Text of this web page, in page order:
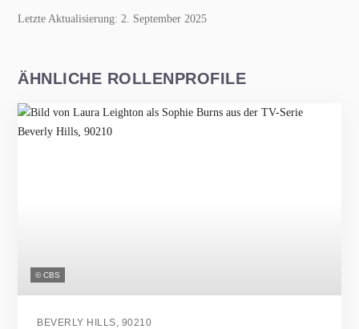
Letzte Aktualisierung: 2. September 2025
ÄHNLICHE ROLLENPROFILE
© CBS
BEVERLY HILLS, 90210